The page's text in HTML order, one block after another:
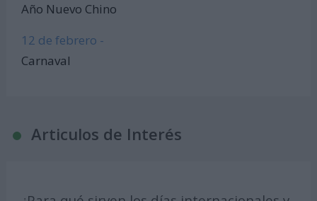
Año Nuevo Chino
12 de febrero -
Carnaval
Articulos de Interés